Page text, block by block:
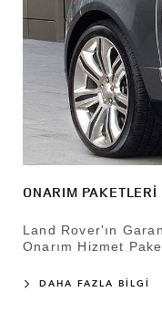
ONARIM PAKETLERİ
Land Rover'ın
Onarım Hizmet
DAHA FAZLA BİLGİ